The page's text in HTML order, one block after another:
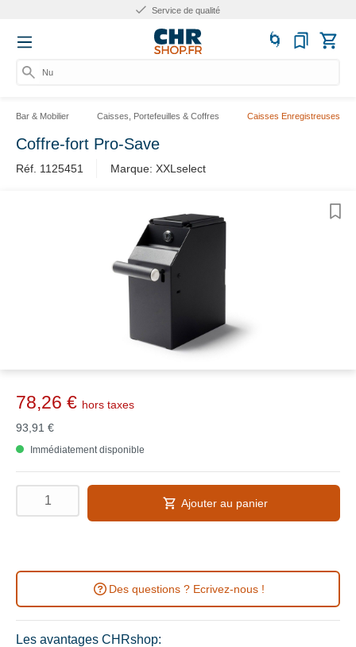
Service de qualité
Numé
Bar & Mobilier Caisses, Portefeuilles & Coffres Caisses Enregistreuses
Coffre-fort Pro-Save
Réf. 1125451 Marque: XXLselect
78,26 € hors taxes
93,91 €
Immédiatement disponible
Ajouter au panier
Des questions ? Ecrivez-nous !
Les avantages CHRshop: